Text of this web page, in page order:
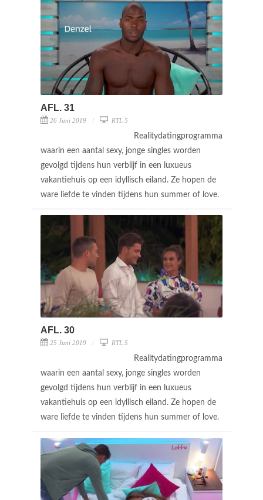
AFL. 31
26 Juni 2019 RTL 5
Realitydatingprogramma
waarin een aantal sexy, jonge singles worden
gevolgd tijdens hun verblijf in een luxueus
vakantiehuis op een idyllisch eiland. Ze hopen de
ware liefde te vinden tijdens hun summer of love.
AFL. 30
25 Juni 2019 RTL 5
Realitydatingprogramma
waarin een aantal sexy, jonge singles worden
gevolgd tijdens hun verblijf in een luxueus
vakantiehuis op een idyllisch eiland. Ze hopen de
ware liefde te vinden tijdens hun summer of love.